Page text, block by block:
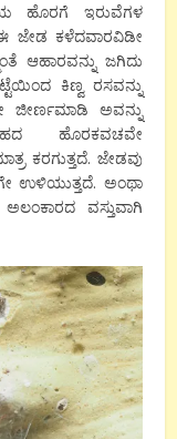
ಹೊರಗೆ ಇರುವೆಗಳ
ಜೇಡ ಕಳೆದವಾರವಿಡೀ
ಆಹಾರವನ್ನು ಜಗಿದು
ಕಿಣ್ವ ರಸವನ್ನು
ಜೀರ್ಣಮಾಡಿ ಅವನ್ನು
ಹೊರಕವಚವೇ
ಕರಗುತ್ತದೆ. ಜೇಡವು
ಉಳಿಯುತ್ತದೆ. ಅಂಥಾ
ವಸ್ತುವಾಗಿ